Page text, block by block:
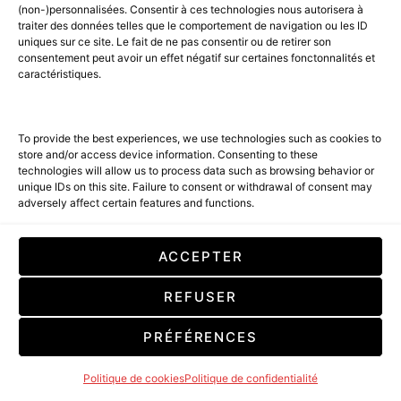
(non-)personnalisées. Consentir à ces technologies nous autorisera à
traiter des données telles que le comportement de navigation ou les ID
uniques sur ce site. Le fait de ne pas consentir ou de retirer son
consentement peut avoir un effet négatif sur certaines fonctonnalités et
caractéristiques.
To provide the best experiences, we use technologies such as cookies to
store and/or access device information. Consenting to these
technologies will allow us to process data such as browsing behavior or
unique IDs on this site. Failure to consent or withdrawal of consent may
adversely affect certain features and functions.
ACCEPTER
REFUSER
PRÉFÉRENCES
Politique de cookiesPolitique de confidentialité
LA MAISON ROSHMODE
1 MINUTE READ
Amilcar Magazine soutient les créateurs et vous
pour homme & femme.…